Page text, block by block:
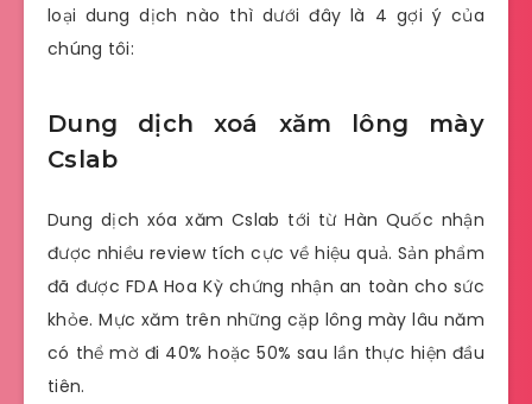
loại dung dịch nào thì dưới đây là 4 gợi ý của
chúng tôi:
Dung dịch xoá xăm lông mày
Cslab
Dung dịch xóa xăm Cslab tới từ Hàn Quốc nhận
được nhiều review tích cực về hiệu quả. Sản phẩm
đã được FDA Hoa Kỳ chứng nhận an toàn cho sức
khỏe. Mực xăm trên những cặp lông mày lâu năm
có thể mờ đi 40% hoặc 50% sau lần thực hiện đầu
tiên.